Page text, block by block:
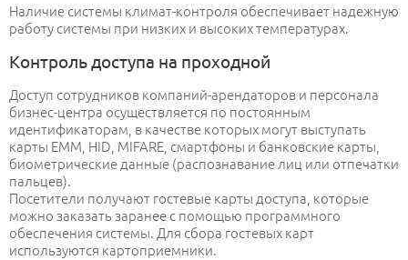
Наличие системы климат-контроля обеспечивает надежную
работу системы при низких и высоких температурах.
Контроль доступа на проходной
Доступ сотрудников компаний-арендаторов и персонала
бизнес-центра осуществляется по постоянным
идентификаторам, в качестве которых могут выступать
карты EMM, HID, MIFARE, смартфоны и банковские карты,
биометрические данные (распознавание лиц или отпечатки
пальцев).
Посетители получают гостевые карты доступа, которые
можно заказать заранее с помощью программного
обеспечения системы. Для сбора гостевых карт
используются картоприемники.